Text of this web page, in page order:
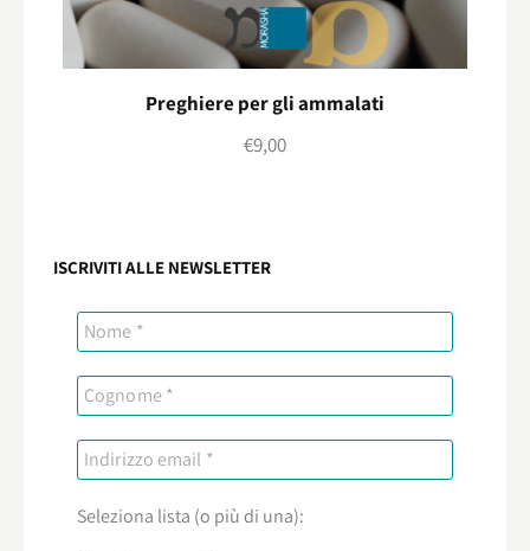
Preghiere per gli ammalati
€9,00
ISCRIVITI ALLE NEWSLETTER
Seleziona lista (o più di una):